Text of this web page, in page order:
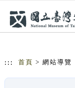
::: 首頁 > 網站導覽